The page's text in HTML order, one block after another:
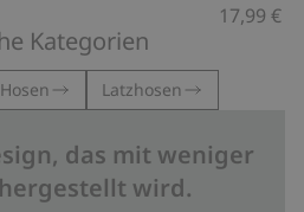
17,99 €
Kategorien
Hosen Latzhosen
das mit weniger
wird.